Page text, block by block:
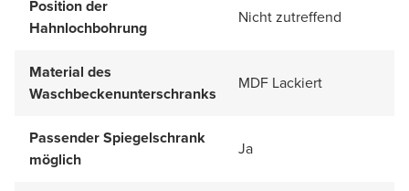
Position der
Hahnlochbohrung
Nicht zutreffend
Material des
Waschbeckenunterschranks
MDF Lackiert
Passender Spiegelschrank
möglich
Ja